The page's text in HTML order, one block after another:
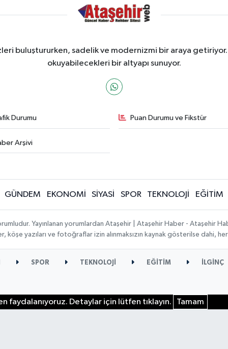
buluştururken, sadelik ve modernizmi bir araya getiriyor.
okuyabilecekleri bir altyapı sunuyor.
Durumu Puan Durumu ve Fikstür
Arşivi
GÜNDEM EKONOMİ SİYASİ SPOR TEKNOLOJİ EĞİTİM
Yayınlanan yorumlardan Ataşehir | Ataşehir Haber - Ataşehir
köşe yazıları ve fotoğraflar izin alınmaksızın kaynak gösterilse dahi,
SPOR TEKNOLOJİ EĞİTİM İLGİNÇ
faydalanıyoruz. Detaylar için lütfen tıklayın. Tamam